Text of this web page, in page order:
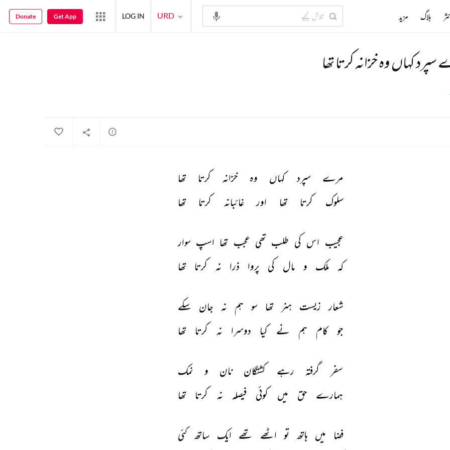
کہاں وہ خزانہ کرتا تھا
مرے سپرد کہاں وہ خزانہ کرتا
تھا
سلوک
کرتا تھا اور غائبانہ کرتا تھا
عجیب اس کی طلب تھی عجب تھا اسپ سوار
کہ
ملک و مال کی پروا ذرا نہ کرتا تھا
شعار زیست ہنر تھا سو ہم نہ جان سکے
جو
کام ہم نے کیا دوسرا نہ کرتا تھا
سفر گرفتہ رہے کشتگان نان و
نمک
ہمارے
حق میں کوئی فیصلہ نہ کرتا تھا
فضا میں ہاتھ تو اٹھے تھے ایک ساتھ کئی
نثر بلاگ مزید URD
LOG IN
Get App
Donate